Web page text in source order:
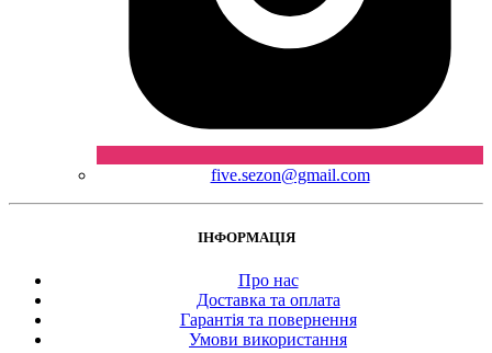
five.sezon@gmail.com
ІНФОРМАЦІЯ
Про нас
Доставка та оплата
Гарантія та повернення
Умови використання